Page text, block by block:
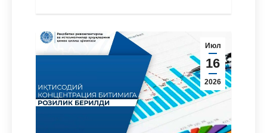
Июл
16
2026